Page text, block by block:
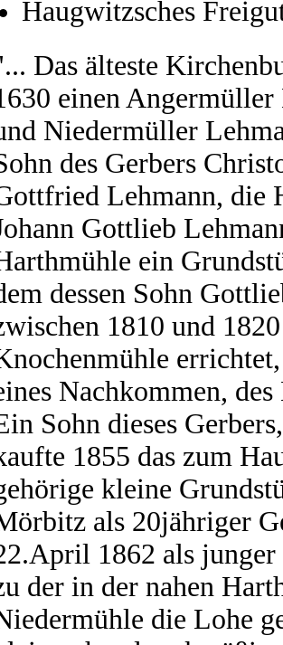
Haugwitzsches
Das älteste
einen
Niedermüller
des Gerbers
Lehmann, die
Gottlieb
ein
dessen Sohn
1810 und
Nachkommen,
Sohn dieses
1855 das zum
kleine
als 20jähriger
1862 als
der in der nahen
die Lohe